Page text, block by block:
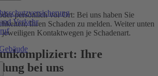
Verkehr
persönlich vor Ort: Bei uns haben Sie
Ihren Schaden zu melden. Weiter unten
jeweiligen Kontaktwegen je Schadenart.
Ihre
bei uns